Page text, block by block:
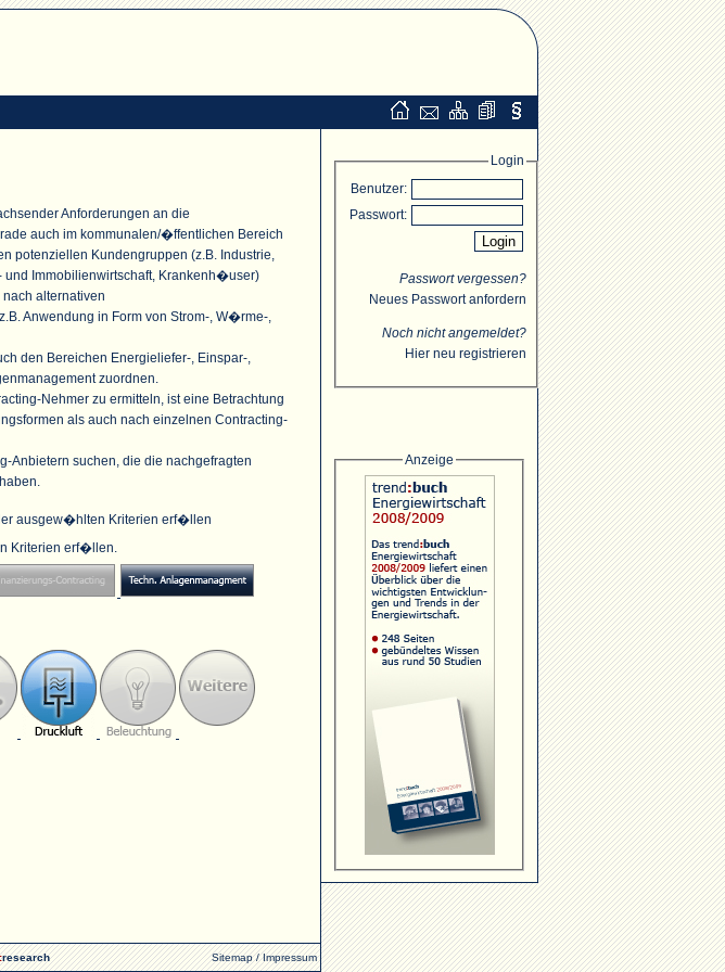
Anforderungen an die
auch im kommunalen/�ffentlichen Bereich
potenziellen Kundengruppen (z.B. Industrie,
Immobilienwirtschaft, Krankenh�user)
alternativen
Anwendung in Form von Strom-, W�rme-,
den Bereichen Energieliefer-, Einspar-,
zuordnen.
Nehmer zu ermitteln, ist eine Betrachtung
als auch nach einzelnen Contracting-
Anbietern suchen, die die nachgefragten
ausgew�hlten Kriterien erf�llen
Kriterien erf�llen.
Login
Benutzer:
Passwort:
Passwort vergessen?
Neues Passwort anfordern
Noch nicht angemeldet?
Hier neu registrieren
Anzeige
research Sitemap/Impressum